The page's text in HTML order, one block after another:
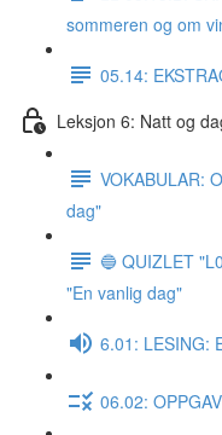
sommeren og om
05.14:
Leksjon 6: Natt og
VOKABULAR:
dag"
🔵 QUIZLET
"En vanlig dag"
6.01: LESING:
06.02: